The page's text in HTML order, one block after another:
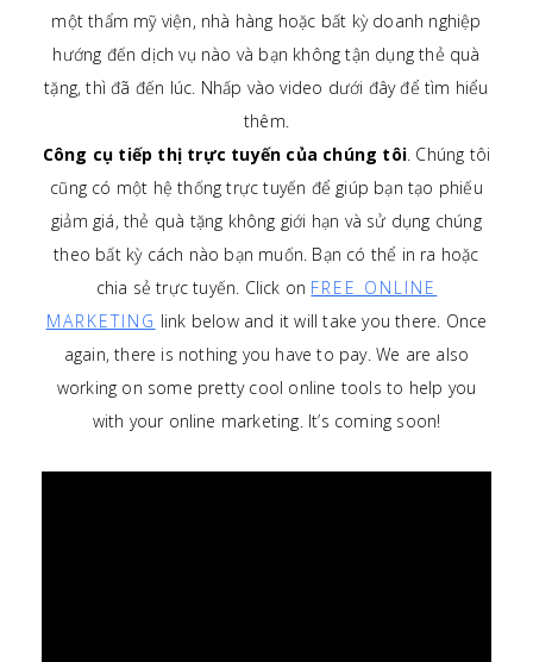
một thẩm mỹ viện, nhà hàng hoặc bất kỳ doanh nghiệp
hướng đến dịch vụ nào và bạn không tận dụng thẻ quà
tặng, thì đã đến lúc. Nhấp vào video dưới đây để tìm hiểu
thêm.
Công cụ tiếp thị trực tuyến của chúng tôi. Chúng tôi
cũng có một hệ thống trực tuyến để giúp bạn tạo phiếu
giảm giá, thẻ quà tặng không giới hạn và sử dụng chúng
theo bất kỳ cách nào bạn muốn. Bạn có thể in ra hoặc
chia sẻ trực tuyến. Click on FREE ONLINE
MARKETING link below and it will take you there. Once
again, there is nothing you have to pay. We are also
working on some pretty cool online tools to help you
with your online marketing. It’s coming soon!